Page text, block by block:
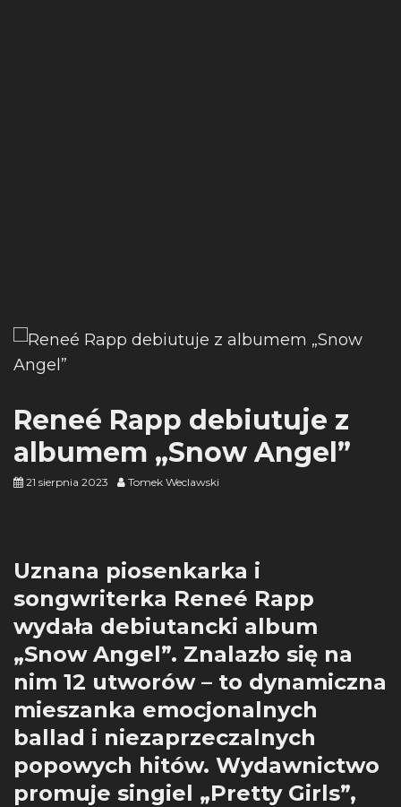
Reneé Rapp debiutuje z
albumem „Snow Angel”
21 sierpnia 2023 Tomek Weclawski
Uznana piosenkarka i
songwriterka Reneé Rapp
wydała debiutancki album
„Snow Angel”. Znalazło się na
nim 12 utworów – to dynamiczna
mieszanka emocjonalnych
ballad i niezaprzeczalnych
popowych hitów. Wydawnictwo
promuje singiel „Pretty Girls”,